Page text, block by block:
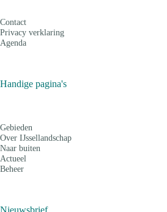
Contact
Privacy verklaring
Agenda
Handige pagina's
Gebieden
Over IJssellandschap
Naar buiten
Actueel
Beheer